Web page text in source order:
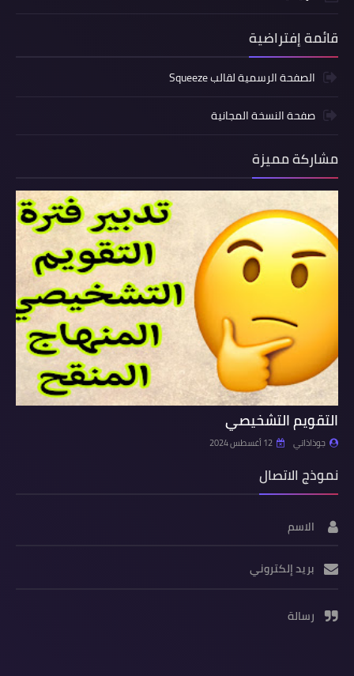
قائمة إفتراضية
الصفحة الرسمية لقالب Squeeze
صفحة النسخة المجانية
مشاركة مميزة
التقويم التشخيصي
جوذاذاتي 12 أغسطس 2024
نموذج الاتصال
الاسم
بريد إلكتروني
رسالة